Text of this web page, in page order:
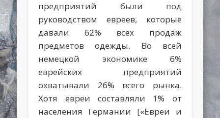
предприятий были под
руководством евреев, которые
давали 62% всех продаж
предметов одежды. Во всей
немецкой экономике 6%
еврейских предприятий
охватывали 26% всего рынка.
Хотя евреи составляли 1% от
населения Германии [«Евреи и